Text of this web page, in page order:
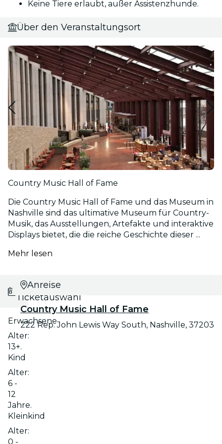
Keine Tiere erlaubt, außer Assistenzhunde.
Über den Veranstaltungsort
Country Music Hall of Fame
Die Country Music Hall of Fame und das Museum in
Nashville sind das ultimative Museum für Country-
Musik, das Ausstellungen, Artefakte und interaktive
Displays bietet, die die reiche Geschichte dieser ...
Mehr lesen
Datums- und
Ticketauswahl
Erwachsene
Alter:
13+.
Kind
Alter:
6 -
12
Jahre.
Kleinkind
Alter:
0 -
Anreise
Country Music Hall of Fame
222 Rep. John Lewis Way South, Nashville, 37203